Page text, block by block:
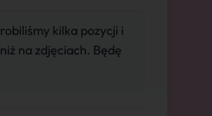
kilka pozycji i
na zdjęciach. Będę